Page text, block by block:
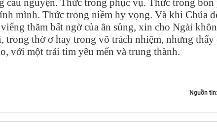
cầu nguyện. Thức trong phục vụ. Thức trong bổn
mình. Thức trong niềm hy vọng. Và khi Chúa
thăm bất ngờ của ân sủng, xin cho Ngài
trong thờ ơ hay trong vô trách nhiệm, nhưng thấy
với một trái tim yêu mến và trung thành.
Nguồn tin: